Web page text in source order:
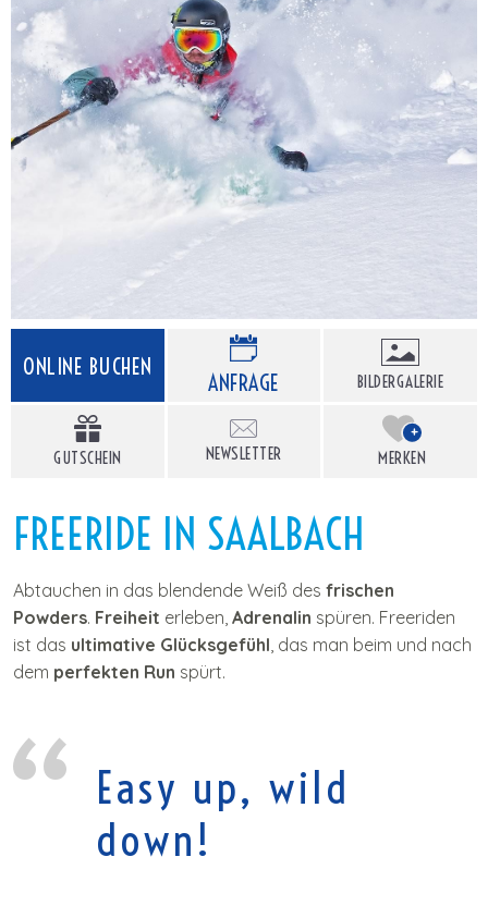
ONLINE BUCHEN
ANFRAGE BILDERGALERIE
GUTSCHEIN NEWSLETTER MERKEN
+
FREERIDE IN SAALBACH
Abtauchen in das blendende Weiß des frischen
Powders. Freiheit erleben, Adrenalin spüren. Freeriden
ist das ultimative Glücksgefühl, das man beim und nach
dem perfekten Run spürt.
Easy up, wild
down!